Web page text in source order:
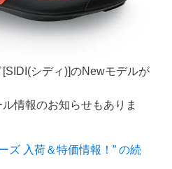
シディ)]のNewモデルが
情報のお知らせもありま
ズ 入荷＆特価情報！” の続